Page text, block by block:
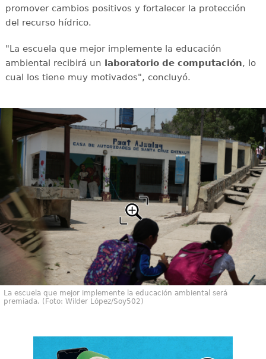
promover cambios positivos y fortalecer la protección
del recurso hídrico.
"La escuela que mejor implemente la educación
ambiental recibirá un laboratorio de computación, lo
cual los tiene muy motivados", concluyó.
La escuela que mejor implemente la educación ambiental será
premiada. (Foto: Wilder López/Soy502)